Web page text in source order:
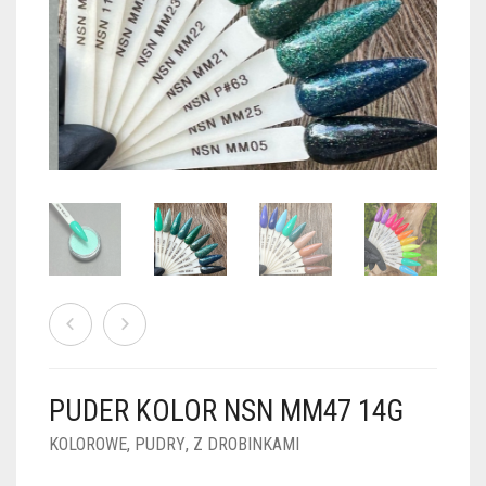
PUDRY BROKATOWE
PUDRY Z DROBINKAMI
PUDRY KOLOR PUR
PUDRY BUDUJĄCE
PUDRY DO FRENCH
PUDRY GALAXY
PUDRY SPARKLE
PUDRY TERMICZNE
PUDRY ŚWIECĄCE
FOIL DIP
KOSZYK
PUDER KOLOR NSN MM47 14G
KOLOROWE, PUDRY, Z DROBINKAMI